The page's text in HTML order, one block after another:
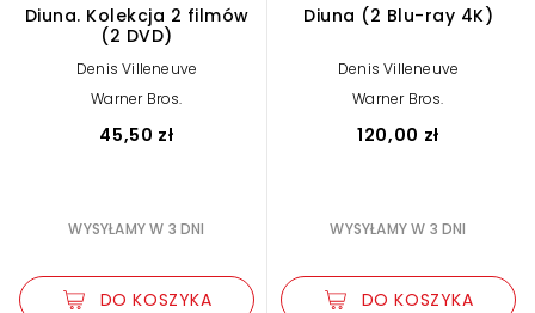
Diuna. Kolekcja 2 filmów
(2 DVD)
Denis Villeneuve
Warner Bros.
45,50 zł
WYSYŁAMY W 3 DNI
DO KOSZYKA
Diuna (2 Blu-ray 4K)
Denis Villeneuve
Warner Bros.
120,00 zł
WYSYŁAMY W 3 DNI
DO KOSZYKA